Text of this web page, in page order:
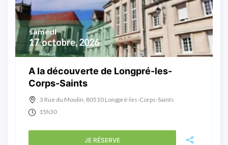
17 octobre, 2026
samedi
A la découverte de Longpré-les-
Corps-Saints
3 Rue du Moulin, 80510 Longpré-les-Corps-Saints
15h30
JE RÉSERVE